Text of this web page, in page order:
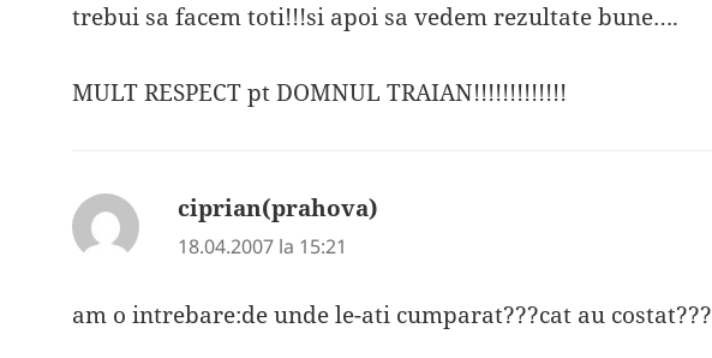
trebui sa facem toti!!!si apoi sa vedem rezultate bune….
MULT RESPECT pt DOMNUL TRAIAN!!!!!!!!!!!!!
ciprian(prahova)
18.04.2007 la 15:21
am o intrebare:de unde le-ati cumparat???cat au costat???